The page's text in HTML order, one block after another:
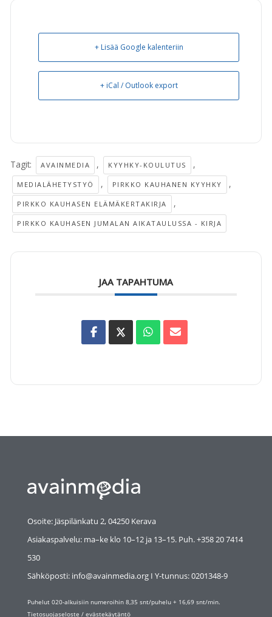
+ Lisää Google kalenteriin
+ iCal / Outlook export
Tagit: AVAINMEDIA , KYYHKY-KOULUTUS ,
MEDIALÄHETYSTYÖ , PIRKKO KAUHANEN KYYHKY ,
PIRKKO KAUHASEN ELÄMÄKERTAKIRJA ,
PIRKKO KAUHASEN JUMALAN AIKATAULUSSA - KIRJA
JAA TAPAHTUMA
Osoite: Jäspilänkatu 2, 04250 Kerava
Asiakaspalvelu: ma–ke klo 10–12 ja 13–15. Puh. +358 20 7414
530
Sähköposti: info@avainmedia.org I Y-tunnus:0201348-9
Puhelut 020-alkuisiin numeroihin 8,35 snt/puhelu + 16,69 snt/min.
Tietosuojaseloste / evästekäytäntö